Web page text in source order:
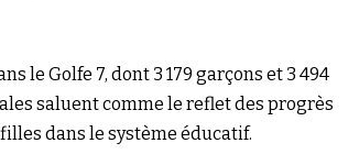
le Golfe 7, dont 3 179 garçons et 3 494
saluent comme le reflet des progrès
dans le système éducatif.